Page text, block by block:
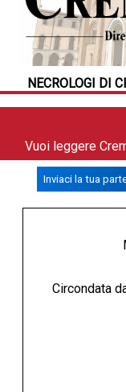
NECROLOGI DI
Vuoi leggere
Inviaci la tua
Circondata